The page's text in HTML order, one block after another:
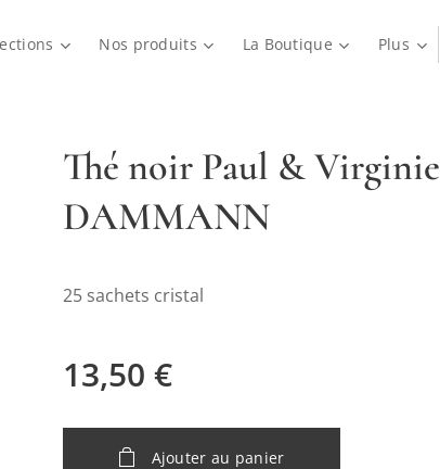
Nos produits La Boutique Plus
Thé noir Paul & Virginie
DAMMANN
25 sachets cristal
13,50 €
Ajouter au panier